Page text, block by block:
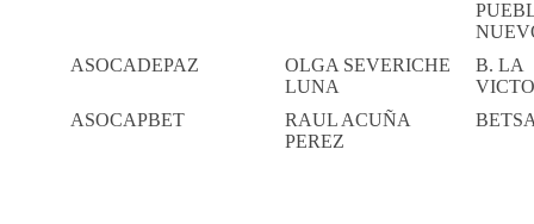
ASOCADEPAZ
OLGA SEVERICHE
LUNA
B. LA
ASOCAPBET
RAUL ACUÑA
PEREZ